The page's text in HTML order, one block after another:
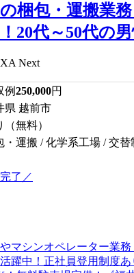
梱包・運搬業
20代～50代の
Next
例250,000円
県 越前市
（無料）
・運搬 / 化学系工場 / 交替
了／